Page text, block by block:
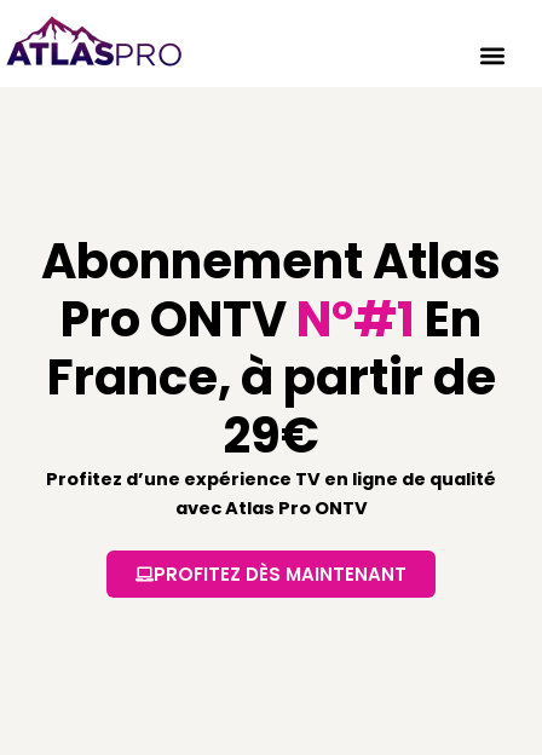
au
contenu
Abonnement Atlas
Pro ONTVN°#1 En
France, à partir de
29€
Profitez d’une expérience TV en ligne de qualité
avec Atlas Pro ONTV
PROFITEZ DÈS MAINTENANT